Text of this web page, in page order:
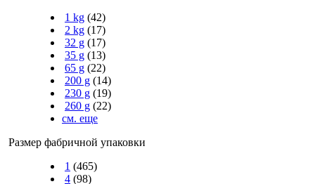
1 kg (42)
2 kg (17)
32 g (17)
35 g (13)
65 g (22)
200 g (14)
230 g (19)
260 g (22)
см. еще
Размер фабричной упаковки
1 (465)
4 (98)